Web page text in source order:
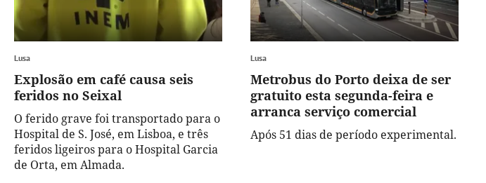
Lusa
Explosão em café causa seis
feridos no Seixal
O ferido grave foi transportado para o
Hospital de S. José, em Lisboa, e três
feridos ligeiros para o Hospital Garcia
de Orta, em Almada.
Lusa
Metrobus do Porto deixa de ser
gratuito esta segunda-feira e
arranca serviço comercial
Após 51 dias de período experimental.